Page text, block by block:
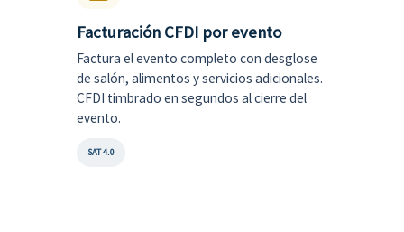
Facturación CFDI por evento
Factura el evento completo con desglose
de salón, alimentos y servicios adicionales.
CFDI timbrado en segundos al cierre del
evento.
SAT 4.0